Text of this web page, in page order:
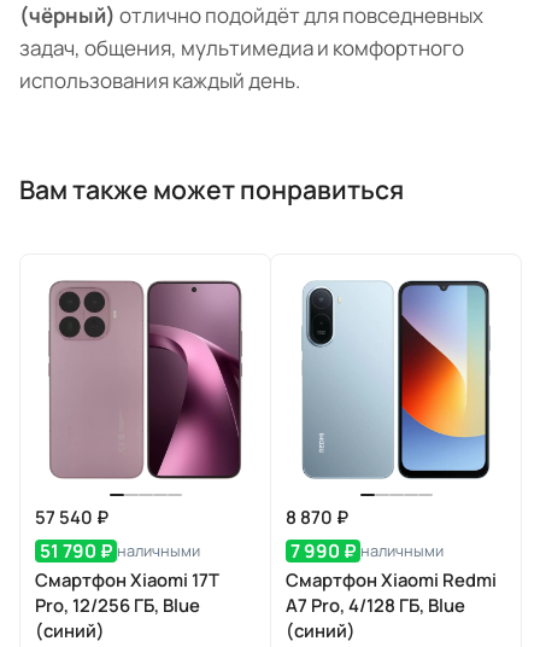
(чёрный) отлично подойдёт для повседневных
задач, общения, мультимедиа и комфортного
использования каждый день.
Вам также может понравиться
57 540 ₽
51 790 ₽ наличными
Смартфон Xiaomi 17T
Pro, 12/256 ГБ, Blue
(синий)
8 870 ₽
7 990 ₽ наличными
Смартфон Xiaomi Redmi
A7 Pro, 4/128 ГБ, Blue
(синий)